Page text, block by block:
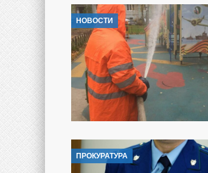
НОВОСТИ
ПРОКУРАТУРА